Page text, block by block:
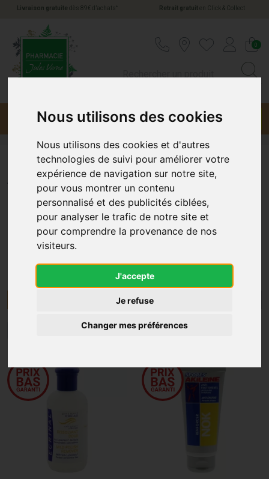
Nous utilisons des cookies
Nous utilisons des cookies et d'autres
technologies de suivi pour améliorer votre
expérience de navigation sur notre site,
pour vous montrer un contenu
personnalisé et des publicités ciblées,
pour analyser le trafic de notre site et
pour comprendre la provenance de nos
visiteurs.
J'accepte
Je refuse
Changer mes préférences
Livraison gratuite dès 89€ d’achats * Retrait gratuiten Click & Collect
0
Menu Promotions
Asepta